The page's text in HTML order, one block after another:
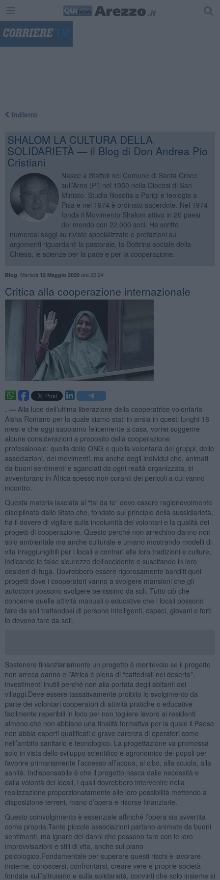
Indietro
SHALOM LA CULTURA DELLA
SOLIDARIETÀ — il Blog di Don Andrea Pio
Cristiani
Nasce a Staffoli nel Comune di Santa Croce
sull’Arno (Pi) nel 1950 nella Diocesi di San
Miniato. Studia filosofia a Parigi e teologia a
Pisa e nel 1974 è ordinato sacerdote. Nel 1974
fonda il Movimento Shalom attivo in 20 paesi
del mondo con 22.000 soci. Ha scritto
numerosi saggi su riviste specializzate e prefazioni su
argomenti riguardanti la pastorale, la Dottrina sociale della
Chiesa, le scienze per la pace e per la cooperazione.
Blog Martedì 12 Maggio 2020ore 22:24
Critica alla cooperazione internazionale
. — Alla luce dell’ultima liberazione della cooperatrice volontaria
Aisha Romano per la quale siamo stati in ansia in questi lunghi 18
mesi e che oggi sappiamo felicemente a casa, vorrei suggerire
alcune considerazioni a proposito della cooperazione
professionale: quella delle ONG e quella volontaria dei gruppi, delle
associazioni, dei movimenti, ma anche degli individui che, animati
da buoni sentimenti e sganciati da ogni realtà organizzata, si
avventurano in Africa spesso non curanti dei pericoli a cui vanno
incontro.
Questa materia lasciata al “fai da te” deve essere ragionevolmente
disciplinata dallo Stato che, fondato sul principio della sussidiarietà,
ha il dovere di vigilare sulla incolumità dei volontari e la qualità dei
progetti di cooperazione. Questo perché non arrechino danno non
solo ambientale ma anche culturale e umano mostrando modelli di
vita irraggiungibili per i locali e contrari alle loro tradizioni e culture,
indicando le false sicurezze dell’occidente e suscitando in loro
desideri di fuga. Dovrebbero essere rigorosamente banditi quei
progetti dove i cooperatori vanno a svolgere mansioni che gli
autoctoni possono svolgere benissimo da soli. Tutto ciò che
concerne quelle attività manuali o educative che i locali possono
fare da soli trattandosi di persone intelligenti, capaci, giovani e forti
lo devono fare da soli.
Sostenere finanziariamente un progetto è meritevole se il progetto
non arreca danno e l’Africa è piena di “cattedrali nel deserto”,
investimenti inutili perché non alla portata degli abitanti dei
villaggi.Deve essere tassativamente proibito lo svolgimento da
parte dei volontari cooperatori di attività pratiche o educative
facilmente reperibili in loco per non togliere lavoro ai residenti
almeno che non abbiano una finalità formativa per la quale il Paese
non abbia esperti qualificati o grave carenza di operatori come
nell’ambito sanitario e tecnologico. La progettazione va promossa
solo in vista dello sviluppo scientifico e agronomico dei popoli per
favorire primariamente l’accesso all’acqua, al cibo, alla scuola, alla
sanità. Indispensabile è che il progetto nasca dalle necessità e
dalla volontà dei locali, i quali dovrebbero intervenire nella
realizzazione proporzionatamente alle loro possibilità mettendo a
disposizione terreni, mano d’opera e risorse finanziarie.
Questo coinvolgimento è essenziale affinché l’opera sia avvertita
come propria.Tante piccole associazioni partano animate da buoni
sentimenti, ma ignare dei danni che possono fare con le loro
improvvisazioni e stili di vita, anche sul piano
psicologico.Fondamentale per superare questi rischi è lavorare
insieme, conoscersi, confrontarsi, creare vere e proprie società
fondate sull’altruismo e sulla solidarietà, convinti che solo insieme si